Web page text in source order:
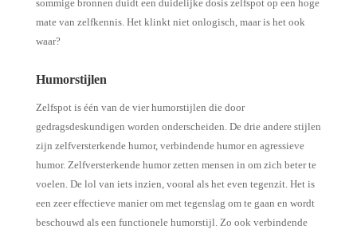
sommige bronnen duidt een duidelijke dosis zelfspot op een hoge
mate van zelfkennis. Het klinkt niet onlogisch, maar is het ook
waar?
Humorstijlen
Zelfspot is één van de vier humorstijlen die door
gedragsdeskundigen worden onderscheiden. De drie andere stijlen
zijn zelfversterkende humor, verbindende humor en agressieve
humor. Zelfversterkende humor zetten mensen in om zich beter te
voelen. De lol van iets inzien, vooral als het even tegenzit. Het is
een zeer effectieve manier om met tegenslag om te gaan en wordt
beschouwd als een functionele humorstijl. Zo ook verbindende